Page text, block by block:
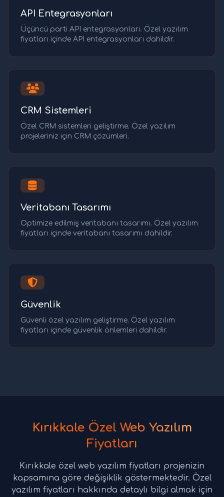
API Entegrasyonları
Üçüncü parti API entegrasyonları. Özel yazılım
fiyatları içinde API entegrasyonları dahildir.
CRM Sistemleri
Özel CRM sistemleri geliştirme. Özel yazılım
projeleriniz için CRM çözümleri.
Veritabanı Tasarımı
Optimize edilmiş veritabanı tasarımı. Özel yazılım
fiyatları içinde veritabanı tasarımı dahildir.
Güvenlik
Güvenli özel yazılım geliştirme. Özel yazılım
fiyatları içinde güvenlik önlemleri dahildir.
Kırıkkale Özel Web Yazılım
Fiyatları
Kırıkkale özel web yazılım fiyatları projenizin
kapsamına göre değişiklik göstermektedir. Özel
yazılım fiyatları hakkında detaylı bilgi almak için